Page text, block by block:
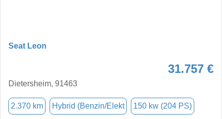
Seat Leon
31.757 €
Dietersheim, 91463
2.370 km Hybrid (Benzin/Elekt 150 kw (204 PS)